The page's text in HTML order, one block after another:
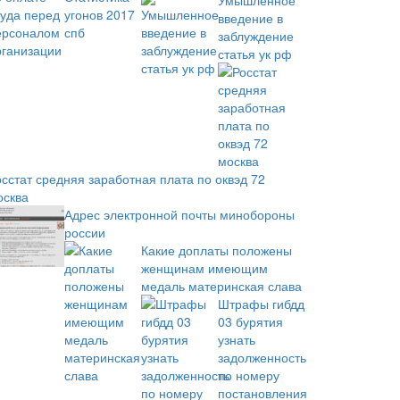
введение в
заблуждение
статья ук рф
средняя заработная плата по оквэд 72
Адрес электронной почты минобороны
россии
Какие доплаты положены
женщинам имеющим
медаль материнская слава
Штрафы гибдд
03 бурятия
узнать
задолженность
по номеру
постановления